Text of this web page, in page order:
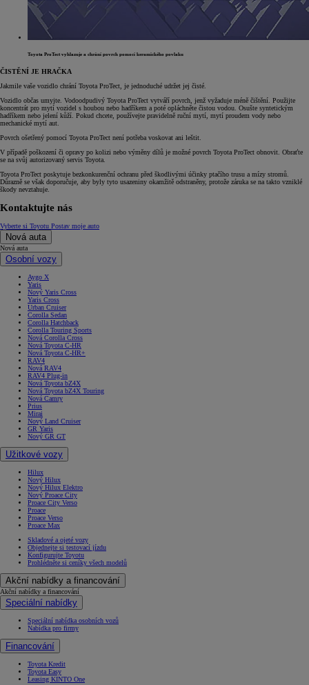
Toyota ProTect vyhlazuje a chrání povrch pomocí keramického povlaku
ČISTĚNÍ JE HRAČKA
Jakmile vaše vozidlo chrání Toyota ProTect, je jednoduché udržet jej čisté.
Vozidlo občas umyjte. Vodoodpudivý Toyota ProTect vytváří povrch, jenž vyžaduje méně čištění. Použijte
koncentrát pro mytí vozidel s houbou nebo hadříkem a poté opláchněte čistou vodou. Osušte syntetickým
hadříkem nebo jelení kůží. Pokud chcete, používejte pravidelně ruční mytí, mytí proudem vody nebo
mechanické mytí aut.
Povrch ošetřený pomocí Toyota ProTect není potřeba voskovat ani leštit.
V případě poškození či opravy po kolizi nebo výměny dílů je možné povrch Toyota ProTect obnovit. Obraťte
se na svůj autorizovaný servis Toyota.
Toyota ProTect poskytuje bezkonkurenční ochranu před škodlivými účinky ptačího trusu a mízy stromů.
Důrazně se však doporučuje, aby byly tyto usazeniny okamžitě odstraněny, protože záruka se na takto vzniklé
škody nevztahuje.
Kontaktujte nás
Vyberte si Toyotu Postav moje auto
Nová auta
Nová auta
Osobní vozy
Aygo X
Yaris
Nový Yaris Cross
Yaris Cross
Urban Cruiser
Corolla Sedan
Corolla Hatchback
Corolla Touring Sports
Nová Corolla Cross
Nová Toyota C-HR
Nová Toyota C-HR+
RAV4
Nová RAV4
RAV4 Plug-in
Nová Toyota bZ4X
Nová Toyota bZ4X Touring
Nová Camry
Prius
Mirai
Nový Land Cruiser
GR Yaris
Nový GR GT
Užitkové vozy
Hilux
Nový Hilux
Nový Hilux Elektro
Nový Proace City
Proace City Verso
Proace
Proace Verso
Proace Max
Skladové a ojeté vozy
Objednejte si testovací jízdu
Konfigurujte Toyotu
Prohlédněte si ceníky všech modelů
Akční nabídky a financování
Akční nabídky a financování
Speciální nabídky
Speciální nabídka osobních vozů
Nabídka pro firmy
Financování
Toyota Kredit
Toyota Easy
Leasing KINTO One